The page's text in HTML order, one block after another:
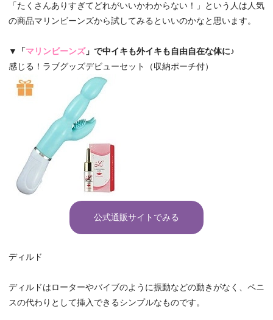
「たくさんありすぎてどれがいいかわからない！」という人は人気
の商品マリンビーンズから試してみるといいのかなと思います。
▼「 マリンビーンズ 」 で中イキも外イキも自由自在な体に♪
感じる！ラブグッズデビューセット（収納ポーチ付）
公式通販サイトでみる
ディルド
ディルドはローターやバイブのように振動などの動きがなく、ペニ
スの代わりとして挿入できるシンプルなものです。